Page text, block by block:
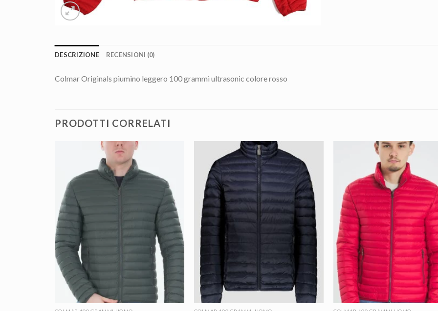
DESCRIZIONE RECENSIONI (0)
Colmar Originals piumino leggero 100 grammi ultrasonic colore rosso
PRODOTTI CORRELATI